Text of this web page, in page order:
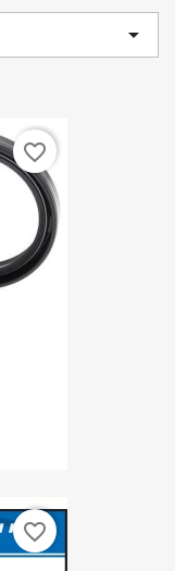

favorite_border
favorite_border